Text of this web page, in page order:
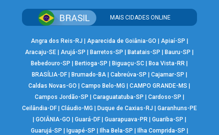
MAIS CIDADES ONLINE
Angra dos Reis-RJ Aparecida de Goiânia-GO Apiaí-SP
Aracaju-SE |Arujá-SP Barretos-SP Batatais-SP Bauru-SP
Bebedouro-SP
Bertioga-SP Biguaçu-SC Boa Vista-RR
BRASÍLIA-DF| Brumado-BA| Cabreúva-SP Cajamar-SP
Caldas Novas-GO
|Campo Belo-MG |CAMPO GRANDE-MS
Campos Jordão-SP
Caraguatatuba-SP Cardoso-SP
Ceilândia-DF| Cláudio-MG Duque de Caxias-RJ
Garanhuns-PE
GOIÂNIA-GO Guará-DF| Guarapuava-PR| Guariba-SP
Guarujá-SP
Iguapé-SP Ilha Bela-SP Ilha Comprida-SP